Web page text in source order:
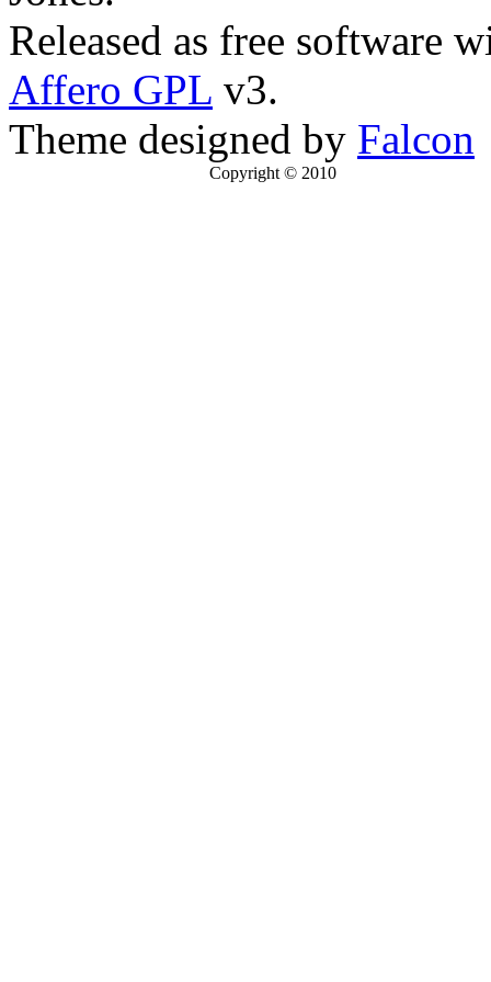
Released as free software
Affero GPL v3.
Theme designed by Falcon
Copyright © 2010